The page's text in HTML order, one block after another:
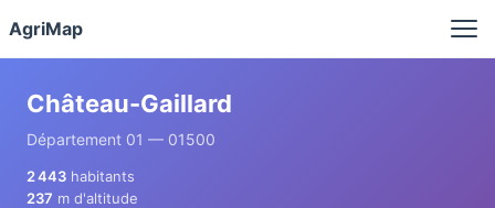
AgriMap
Château-Gaillard
Département 01 — 01500
2 443 habitants
237 m d'altitude